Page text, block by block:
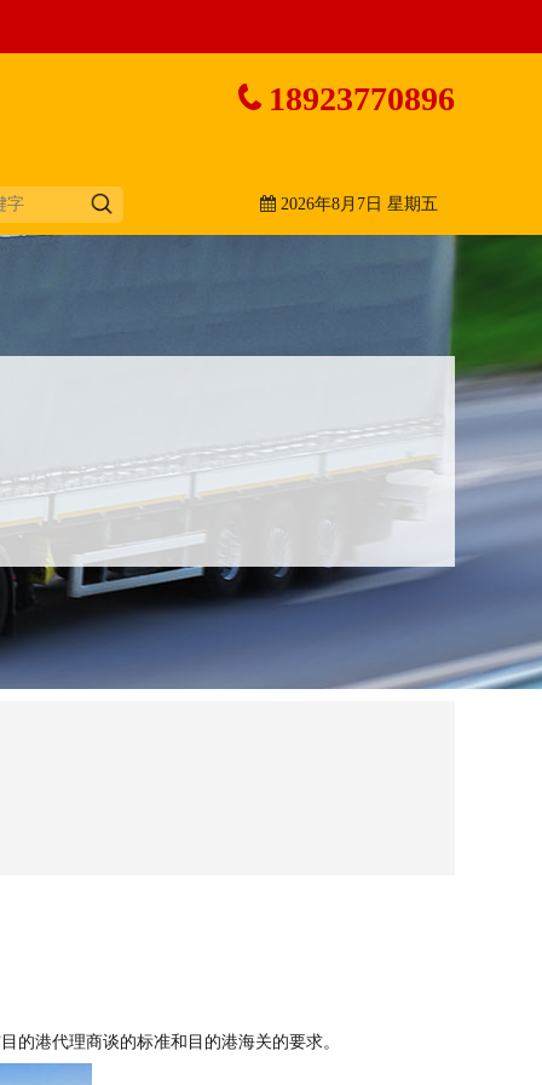
18923770896
2026年8月7日 星期五
的港代理商谈的标准和目的港海关的要求。